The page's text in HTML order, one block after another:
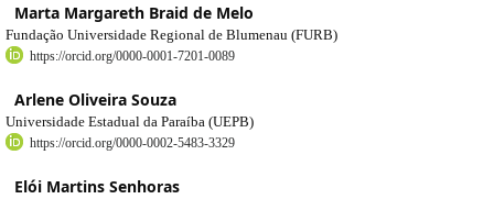
Marta Margareth Braid de Melo
Fundação Universidade Regional de Blumenau (FURB)
https://orcid.org/0000-0001-7201-0089
Arlene Oliveira Souza
Universidade Estadual da Paraíba (UEPB)
https://orcid.org/0000-0002-5483-3329
Elói Martins Senhoras